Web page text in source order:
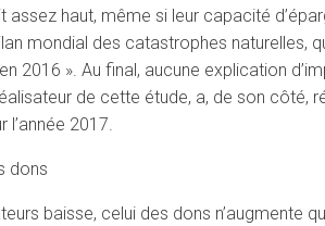
assez haut, même si leur capacité
mondial des catastrophes naturelles,
2016 ». Au final, aucune explication
de cette étude, a, de son côté,
2017.
dons
baisse, celui des dons n’augmente